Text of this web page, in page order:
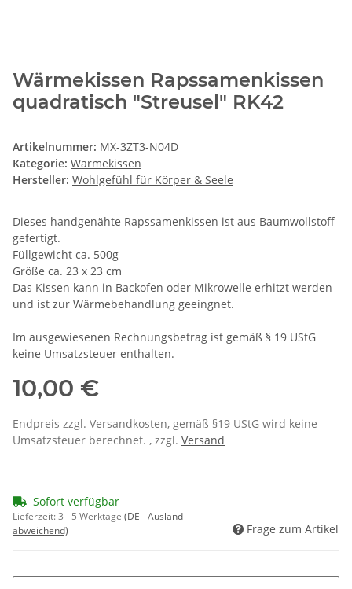
Wärmekissen Rapssamenkissen
quadratisch "Streusel" RK42
Artikelnummer: MX-3ZT3-N04D
Kategorie: Wärmekissen
Hersteller: Wohlgefühl für Körper & Seele
Dieses handgenähte Rapssamenkissen ist aus Baumwollstoff
gefertigt.
Füllgewicht ca. 500g
Größe ca. 23 x 23 cm
Das Kissen kann in Backofen oder Mikrowelle erhitzt werden
und ist zur Wärmebehandlung geeingnet.
Im ausgewiesenen Rechnungsbetrag ist gemäß § 19 UStG
keine Umsatzsteuer enthalten.
10,00 €
Endpreis zzgl. Versandkosten, gemäß §19 UStG wird keine
Umsatzsteuer berechnet. , zzgl. Versand
Sofort verfügbar
Lieferzeit:3 - 5 Werktage (DE - Ausland
abweichend)
Frage zum Artikel